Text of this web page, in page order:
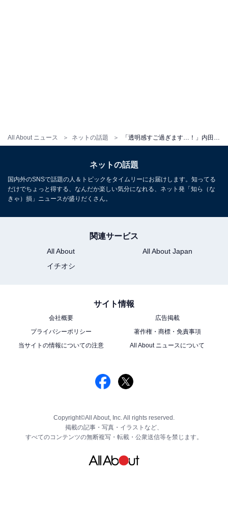
All About ニュース ネットの話題
ネットの話題
国内外のSNSで話題の人＆トピックをタイムリーにお届けします。知ってる
だけでちょっと得する、なんだか楽しい気分になれる、ネット発「知ら（な
きゃ）損」ニュースが盛りだくさん。
関連サービス
All About
All About Japan
イチオシ
サイト情報
会社概要
広告掲載
プライバシーポリシー
著作権・商標・免責事項
当サイトの情報についての注意
All About ニュースについて
Copyright©All About, Inc. All rights reserved.
掲載の記事・写真・イラストなど、
すべてのコンテンツの無断複写・転載・公衆送信等を禁じます。